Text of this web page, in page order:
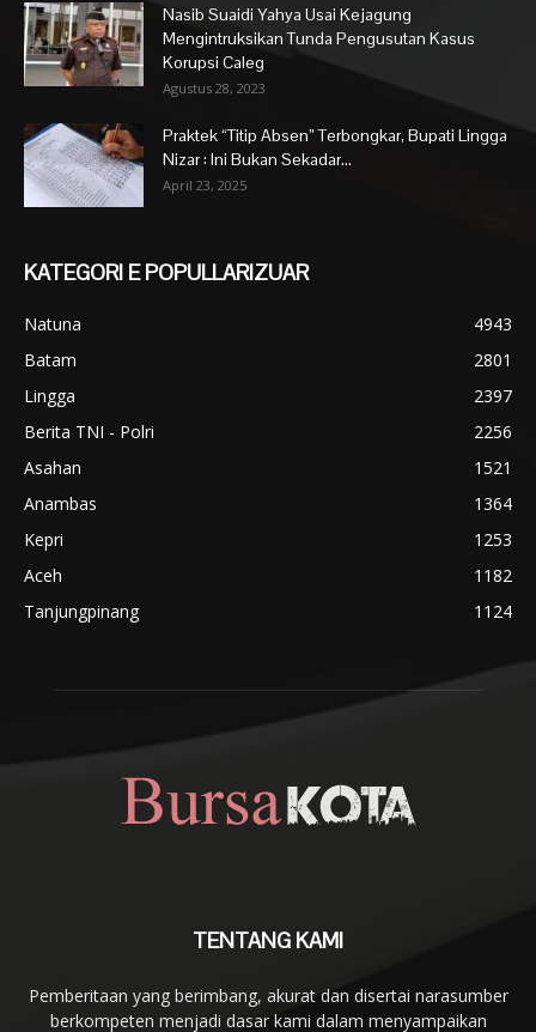
Nasib Suaidi Yahya Usai Kejagung
Mengintruksikan Tunda Pengusutan Kasus
Korupsi Caleg
Agustus 28, 2023
Praktek “Titip Absen” Terbongkar, Bupati Lingga
Nizar : Ini Bukan Sekadar...
April 23, 2025
KATEGORI E POPULLARIZUAR
Natuna
4943
Batam
2801
Lingga
2397
Berita TNI - Polri
2256
Asahan
1521
Anambas
1364
Kepri
1253
Aceh
1182
Tanjungpinang
1124
TENTANG KAMI
Pemberitaan yang berimbang, akurat dan disertai narasumber
berkompeten menjadi dasar kami dalam menyampaikan